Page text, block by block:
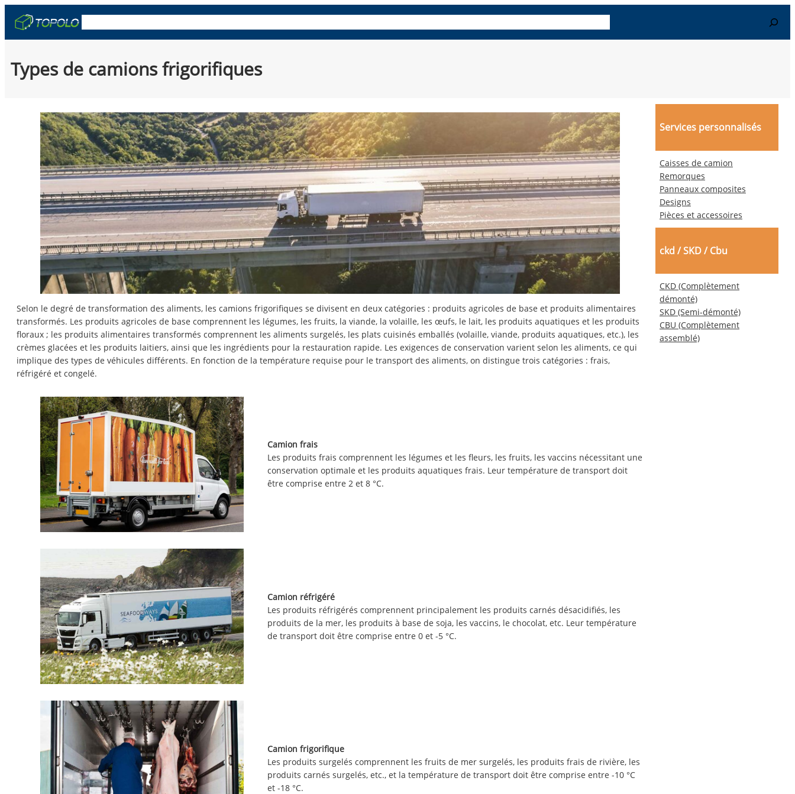
Search
Types de camions frigorifiques
Selon le degré de transformation des aliments, les camions frigorifiques se divisent en deux catégories : produits agricoles de base et produits alimentaires
transformés. Les produits agricoles de base comprennent les légumes, les fruits, la viande, la volaille, les œufs, le lait, les produits aquatiques et les produits
floraux ; les produits alimentaires transformés comprennent les aliments surgelés, les plats cuisinés emballés (volaille, viande, produits aquatiques, etc.), les
crèmes glacées et les produits laitiers, ainsi que les ingrédients pour la restauration rapide. Les exigences de conservation varient selon les aliments, ce qui
implique des types de véhicules différents. En fonction de la température requise pour le transport des aliments, on distingue trois catégories : frais,
réfrigéré et congelé.
Camion frais
Les produits frais comprennent les légumes et les fleurs, les fruits, les vaccins nécessitant une
conservation optimale et les produits aquatiques frais. Leur température de transport doit
être comprise entre 2 et 8 °C.
Camion réfrigéré
Les produits réfrigérés comprennent principalement les produits carnés désacidifiés, les
produits de la mer, les produits à base de soja, les vaccins, le chocolat, etc. Leur température
de transport doit être comprise entre 0 et -5 °C.
Camion frigorifique
Les produits surgelés comprennent les fruits de mer surgelés, les produits frais de rivière, les
produits carnés surgelés, etc., et la température de transport doit être comprise entre -10 °C
et -18 °C.
Services personnalisés
Caisses de camion
Remorques
Panneaux composites
Designs
Pièces et accessoires
ckd / SKD / Cbu
CKD (Complètement
démonté)
SKD (Semi-démonté)
CBU (Complètement
assemblé)